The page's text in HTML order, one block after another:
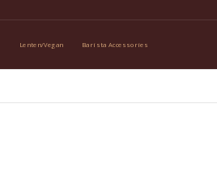
Lenten/Vegan Barista Accessories